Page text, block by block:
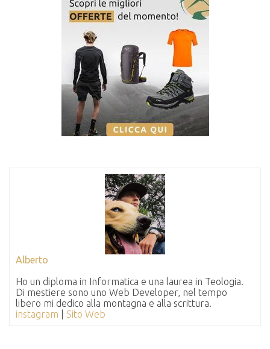
Alberto
Ho un diploma in Informatica e una laurea in Teologia.
Di mestiere sono uno Web Developer, nel tempo
libero mi dedico alla montagna e alla scrittura.
instagram
Sito Web